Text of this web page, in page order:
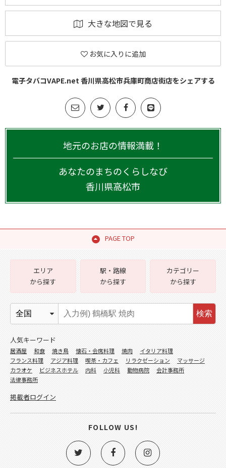
大きな地図で見る
お気に入りに追加
電子タバコVAPE.net 香川県高松市兵庫町商店街店をシェアする
地元のお店の情報満載！
あなたのまちのくらしなび
香川県高松市
PAGE TOP
エリア
から探す
駅・路線
から探す
カテゴリー
から探す
検索
人気キーワード
居酒屋 和食 焼き鳥 懐石・会席料理 焼肉
イタリア料理
フランス料理
アジア料理 喫茶・カフェ リラクゼーション
マッサージ
カラオケ
ビジネスホテル 内科 小児科 動物病院
会計事務所
法律事務所
掲載者ログイン
FOLLOW US!